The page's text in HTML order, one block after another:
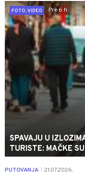
FOTO, VIDEO
Pre 6 h
SPAVAJU U
TURISTE: MAČKE
PUTOVANJA 21.07.2026.